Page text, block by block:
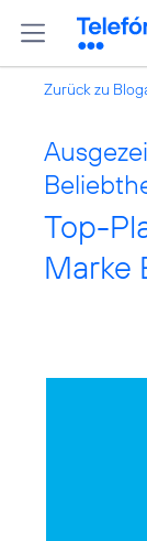
Zurück zu
Top-
Marke